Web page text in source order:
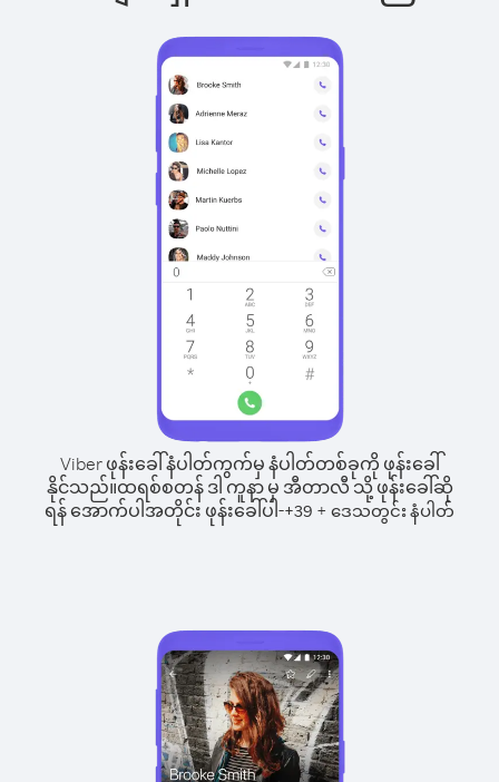
Viber ဖုန်းခေါ်နံပါတ်ကွက်မှ နံပါတ်တစ်ခုကို ဖုန်းခေါ်
နိုင်သည်။ထရစ်စတန် ဒါ ကူနာ မှ အီတာလီ သို့ ဖုန်းခေါ်ဆို
ရန် အောက်ပါအတိုင်း ဖုန်းခေါ်ပါ-+39 + ဒေသတွင်း နံပါတ်